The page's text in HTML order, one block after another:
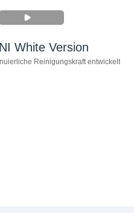
White Version
Reinigungskraft entwickelt